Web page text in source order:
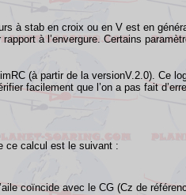
àstab en croix ou en V est en
à l’envergure. Certains
(à partir de la versionV.2.0). Ce
facilement que l’on a pas fait
ce calcul est le suivant :
coïncide avec le CG (Cz de